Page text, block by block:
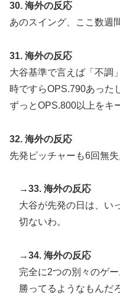
30. 海外の反応
あのスイング、ここ数週
31. 海外の反応
大谷基準で言えば「不調
時ですらOPS.790あった
ずっとOPS.800以上をキ
32. 海外の反応
先発ピッチャーも6回無失
→33. 海外の反応
大谷が先発の日は、い
切ないわ。
→34. 海外の反応
完全に2つの別々のゲ
勝ってるようなもんだ